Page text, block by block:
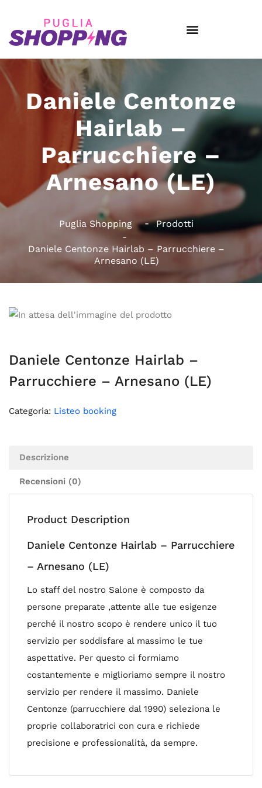
Daniele Centonze
Hairlab –
Parrucchiere –
Arnesano (LE)
Puglia Shopping Prodotti
Daniele Centonze Hairlab – Parrucchiere –
Arnesano (LE)
Daniele Centonze Hairlab –
Parrucchiere – Arnesano (LE)
Categoria: Listeo booking
Descrizione
Recensioni (0)
Product Description
Daniele Centonze Hairlab – Parrucchiere
– Arnesano (LE)
Lo staff del nostro Salone è composto da
persone preparate ,attente alle tue esigenze
perché il nostro scopo è rendere unico il tuo
servizio per soddisfare al massimo le tue
aspettative. Per questo ci formiamo
costantemente e miglioriamo sempre il nostro
servizio per rendere il massimo. Daniele
Centonze (parrucchiere dal 1990) seleziona le
proprie collaboratrici con cura e richiede
precisione e professionalità, da sempre.